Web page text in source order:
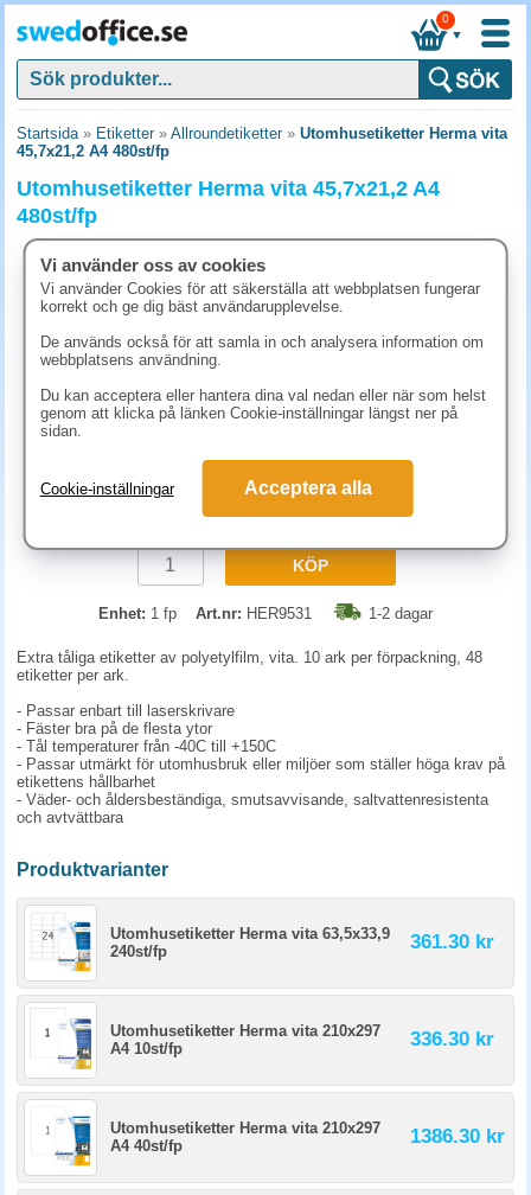
▼
0
Startsida» Etiketter» Allroundetiketter» Utomhusetiketter Herma vita
45,7x21,2 A4 480st/fp
Utomhusetiketter Herma vita 45,7x21,2 A4
480st/fp
348.80 kr (inkl. moms)
KÖP
Enhet: 1 fp Art.nr: HER9531 1-2 dagar
Extra tåliga etiketter av polyetylfilm, vita. 10 ark per förpackning, 48
etiketter per ark.
- Passar enbart till laserskrivare
- Fäster bra på de flesta ytor
- Tål temperaturer från -40C till +150C
- Passar utmärkt för utomhusbruk eller miljöer som ställer höga krav på
etikettens hållbarhet
- Väder- och åldersbeständiga, smutsavvisande, saltvattenresistenta
och avtvättbara
Produktvarianter
Utomhusetiketter Herma vita 63,5x33,9
240st/fp
361.30 kr
Utomhusetiketter Herma vita 210x297
A4 10st/fp
336.30 kr
Utomhusetiketter Herma vita 210x297
A4 40st/fp
1386.30 kr
Vi använder oss av cookies
Vi använder Cookies för att säkerställa att webbplatsen fungerar
korrekt och ge dig bäst användarupplevelse.
De används också för att samla in och analysera information om
webbplatsens användning.
Du kan acceptera eller hantera dina val nedan eller när som helst
genom att klicka på länken Cookie-inställningar längst ner på
sidan.
Cookie-inställningar Acceptera alla